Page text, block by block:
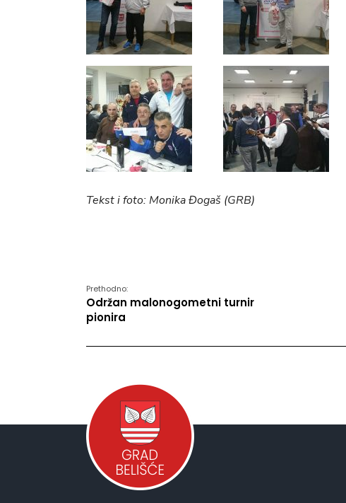
Tekst i foto: Monika Đogaš (GRB)
Prethodno:
Održan malonogometni turnir
pionira